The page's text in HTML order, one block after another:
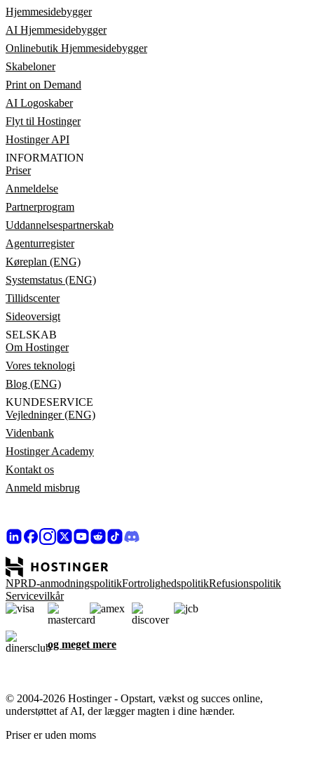
Hjemmesidebygger
AI Hjemmesidebygger
Onlinebutik Hjemmesidebygger
Skabeloner
Print on Demand
AI Logoskaber
Flyt til Hostinger
Hostinger API
INFORMATION
Priser
Anmeldelse
Partnerprogram
Uddannelsespartnerskab
Agenturregister
Køreplan (ENG)
Systemstatus (ENG)
Tillidscenter
Sideoversigt
SELSKAB
Om Hostinger
Vores teknologi
Blog (ENG)
KUNDESERVICE
Vejledninger (ENG)
Videnbank
Hostinger Academy
Kontakt os
Anmeld misbrug
NPRD-anmodningspolitikFortrolighedspolitikRefusionspolitik
Servicevilkår
og meget mere
© 2004-2026 Hostinger - Opstart, vækst og succes online,
understøttet af AI, der lægger magten i dine hænder.
Priser er uden moms